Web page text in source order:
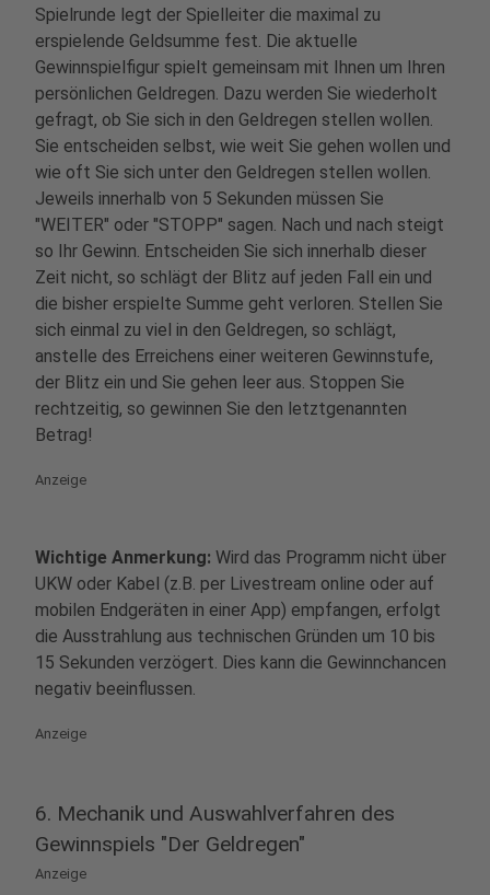
Spielrunde legt der Spielleiter die maximal zu
erspielende Geldsumme fest. Die aktuelle
Gewinnspielfigur spielt gemeinsam mit Ihnen um Ihren
persönlichen Geldregen. Dazu werden Sie wiederholt
gefragt, ob Sie sich in den Geldregen stellen wollen.
Sie entscheiden selbst, wie weit Sie gehen wollen und
wie oft Sie sich unter den Geldregen stellen wollen.
Jeweils innerhalb von 5 Sekunden müssen Sie
"WEITER" oder "STOPP" sagen. Nach und nach steigt
so Ihr Gewinn. Entscheiden Sie sich innerhalb dieser
Zeit nicht, so schlägt der Blitz auf jeden Fall ein und
die bisher erspielte Summe geht verloren. Stellen Sie
sich einmal zu viel in den Geldregen, so schlägt,
anstelle des Erreichens einer weiteren Gewinnstufe,
der Blitz ein und Sie gehen leer aus. Stoppen Sie
rechtzeitig, so gewinnen Sie den letztgenannten
Betrag!
Anzeige
Wichtige Anmerkung: Wird das Programm nicht über
UKW oder Kabel (z.B. per Livestream online oder auf
mobilen Endgeräten in einer App) empfangen, erfolgt
die Ausstrahlung aus technischen Gründen um 10 bis
15 Sekunden verzögert. Dies kann die Gewinnchancen
negativ beeinflussen.
Anzeige
6. Mechanik und Auswahlverfahren des
Gewinnspiels "Der Geldregen"
Anzeige